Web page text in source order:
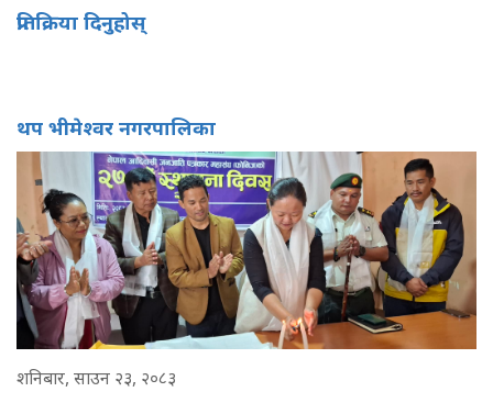
प्रतिक्रिया दिनुहोस्
थप भीमेश्वर नगरपालिका
शनिबार, साउन २३, २०८३